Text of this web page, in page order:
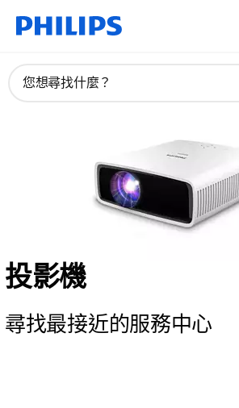
您想尋找什麼？
投影機
尋找最接近的服務中心